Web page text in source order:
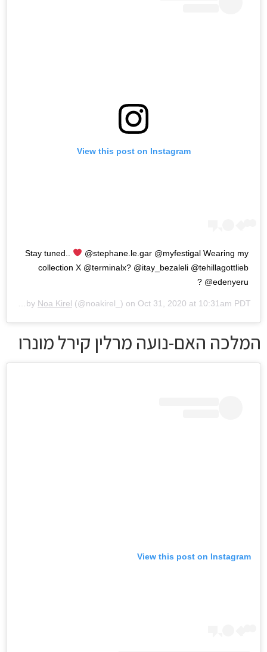
View this post on Instagram
Stay tuned..
@stephane.le.gar @myfestigal Wearing my
collection X @terminalx? @itay_bezaleli @tehillagottlieb
@edenyeru ?
Noa Kirel (@noakirel_) on Oct 31, 2020 at 10:31am PDT
המלכה האם-נועה מרלין קירל מונרו
View this post on Instagram